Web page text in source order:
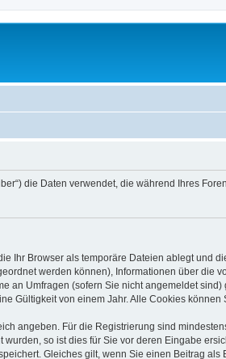
die Daten verwendet, die während Ihres
Ihr Browser als temporäre Dateien ablegt und
werden können), Informationen über die
an Umfragen (sofern Sie nicht angemeldet
Gültigkeit von einem Jahr. Alle Cookies können
angeben. Für die Registrierung sind
so ist dies für Sie vor deren Eingabe
Gleiches gilt, wenn Sie einen Beitrag als